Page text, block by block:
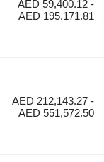
AED 59,400.12 -
AED 195,171.81
AED 212,143.27 -
AED 551,572.50